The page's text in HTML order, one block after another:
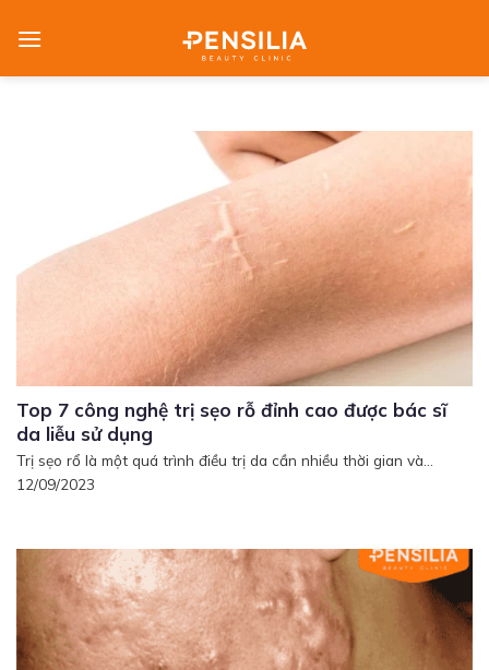
Top 7 công nghệ trị sẹo rỗ đỉnh cao được bác sĩ
da liễu sử dụng
Trị sẹo rổ là một quá trình điều trị da cần nhiều thời gian và...
12/09/2023